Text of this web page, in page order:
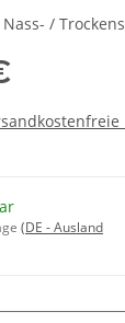
/
(DE - Ausland